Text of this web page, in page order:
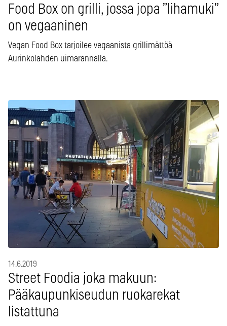
Food Box on grilli, jossa jopa ”lihamuki”
on vegaaninen
Vegan Food Box tarjoilee vegaanista grillimättöä
Aurinkolahden uimarannalla.
14.6.2019
Street Foodia joka makuun:
Pääkaupunkiseudun ruokarekat
listattuna